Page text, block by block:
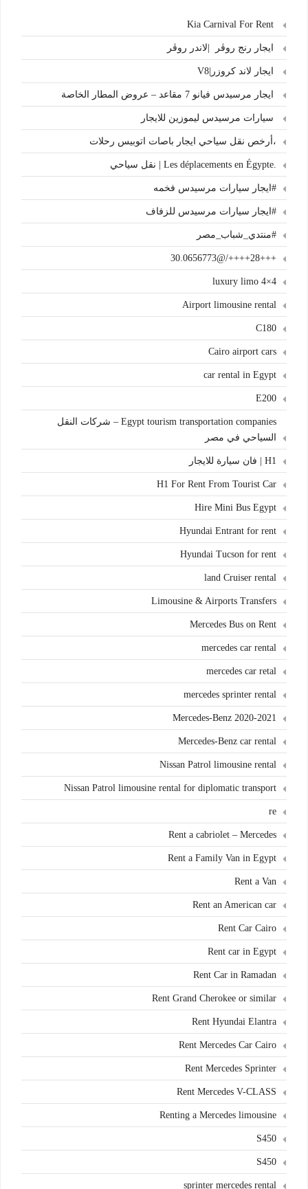
ايجار رنج روڤر |لاندر روڤر
ايجار لاند كروزر|V8
ايجار مرسيدس فيانو 7 مقاعد – عروض المطار الخاصة
سيارات مرسيدس ليموزين للايجار
،أرخص نقل سياحي ايجار باصات اتوبيس رحلات
.Les déplacements en Égypte | نقل سياحي
#ايجار سيارات مرسيدس فخمه
#ايجار سيارات مرسيدس للزفاف
#منتدي_شباب_مصر
+++28++++/@30.0656773
4×4 luxury limo
Airport limousine rental
C180
Cairo airport cars
car rental in Egypt
E200
Egypt tourism transportation companies – شركات النقل
السياحي في مصر
H1 | فان سيارة للايجار
H1 For Rent From Tourist Car
Hire Mini Bus Egypt
Hyundai Entrant for rent
Hyundai Tucson for rent
land Cruiser rental
Limousine & Airports Transfers
Mercedes Bus on Rent
mercedes car rental
mercedes car retal
mercedes sprinter rental
Mercedes-Benz 2020-2021
Mercedes-Benz car rental
Nissan Patrol limousine rental
Nissan Patrol limousine rental for diplomatic transport
re
Rent a cabriolet – Mercedes
Rent a Family Van in Egypt
Rent a Van
Rent an American car
Rent Car Cairo
Rent car in Egypt
Rent Car in Ramadan
Rent Grand Cherokee or similar
Rent Hyundai Elantra
Rent Mercedes Car Cairo
Rent Mercedes Sprinter
Rent Mercedes V-CLASS
Renting a Mercedes limousine
S450
S450
sprinter mercedes rental